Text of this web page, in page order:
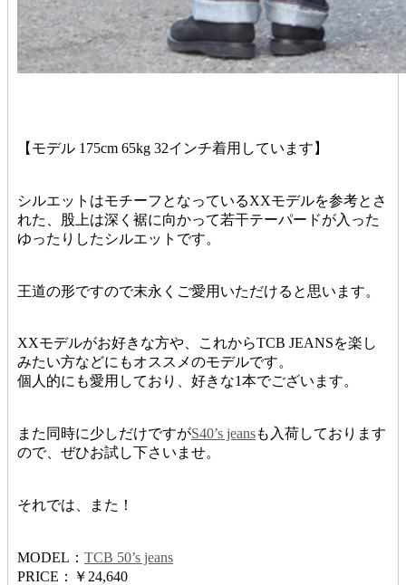
【モデル 175cm 65kg 32インチ着用しています】
シルエットはモチーフとなっているXXモデルを参考とさ
れた、股上は深く裾に向かって若干テーパードが入った
ゆったりしたシルエットです。
王道の形ですので末永くご愛用いただけると思います。
XXモデルがお好きな方や、これからTCB JEANSを楽し
みたい方などにもオススメのモデルです。
個人的にも愛用しており、好きな1本でございます。
また同時に少しだけですがS40’s jeansも入荷しております
ので、ぜひお試し下さいませ。
それでは、また！
MODEL： TCB 50’s jeans
PRICE：￥24,640